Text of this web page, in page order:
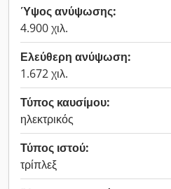
Ύψος ανύψωσης:
4.900 χιλ.
Ελεύθερη ανύψωση:
1.672 χιλ.
Τύπος καυσίμου:
ηλεκτρικός
Τύπος ιστού:
τρίπλεξ